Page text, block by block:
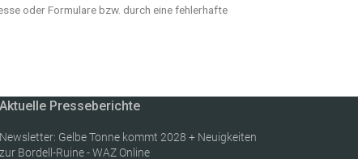
oder Formulare bzw. durch eine fehlerhafte
Aktuelle Presseberichte
Newsletter: Gelbe Tonne kommt 2028 + Neuigkeiten
zur Bordell-Ruine - WAZ Online